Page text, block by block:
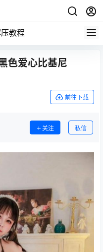
教程
色爱心比基尼
前往下载
关注 私信